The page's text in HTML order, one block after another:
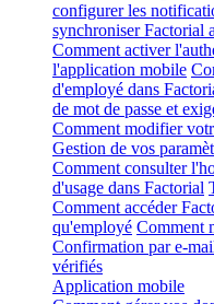
configurer les
synchroniser Factorial
Comment activer
l'application mobile
d'employé dans
de mot de passe et
Comment modifier
Gestion de vos
Comment consulter
d'usage dans Factorial
Comment accéder
qu'employé Comment
Confirmation par e-
vérifiés
Application mobile